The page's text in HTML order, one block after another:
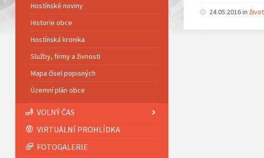
24.05.2016 in
Hostínské noviny
Historie obce
Hostínská kronika
Služby, firmy a živnosti
Mapa čísel popisných
Územní plán obce
VOLNÝ ČAS
VIRTUÁLNÍ PROHLÍDKA
FOTOGALERIE